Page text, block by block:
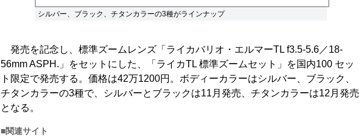
シルバー、ブラック、チタンカラーの3種がラインナップ
発売を記念し、標準ズームレンズ「ライカバリオ・エルマーTL f3.5-5.6／18-
56mm ASPH.」をセットにした、「ライカTL 標準ズームセット」を国内100 セッ
ト限定で発売する。価格は42万1200円。ボディーカラーはシルバー、ブラック、
チタンカラーの3種で、シルバーとブラックは11月発売、チタンカラーは12月発売
となる。
■関連サイト